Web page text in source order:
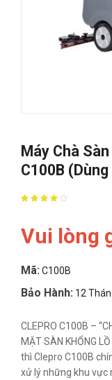
Máy Chà
C100B
Vui lòng
Mã: C100B
Bảo Hành: 12
CLEPRO C100B –
MẶT SÀN KHỔNG
thì Clepro C100B
xử lý những khu vực